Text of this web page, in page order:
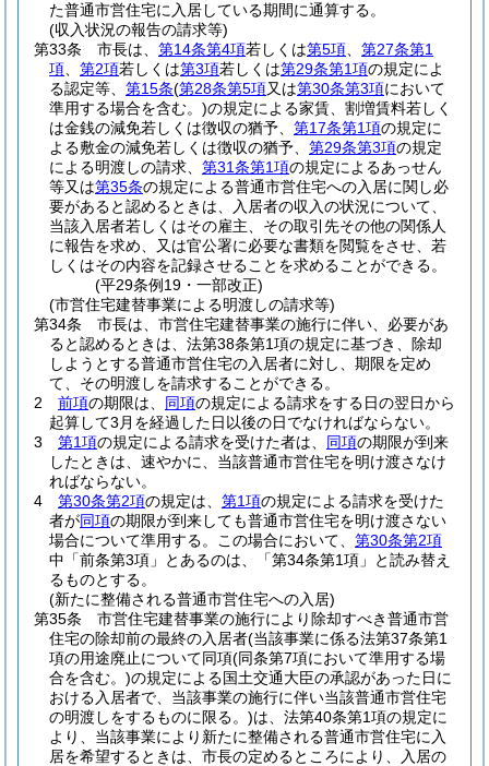
た普通市営住宅に入居している期間に通算する。
(収入状況の報告の請求等)
第33条
市長は、 第14条第4項若しくは第5項
第27条第1
項
第2項若しくは第3項若しくは第29条第1項の規定によ
る認定等、 第15条(第28条第5項又は第30条第3項において
準用する場合を含む。)の規定による家賃、割増賃料若しく
は金銭の減免若しくは徴収の猶予、 第17条第1項の規定に
よる敷金の減免若しくは徴収の猶予、 第29条第3項の規定
による明渡しの請求、 第31条第1項の規定によるあっせん
等又は第35条の規定による普通市営住宅への入居に関し必
要があると認めるときは、入居者の収入の状況について、
当該入居者若しくはその雇主、その取引先その他の関係人
に報告を求め、又は官公署に必要な書類を閲覧をさせ、若
しくはその内容を記録させることを求めることができる。
(平29条例19・一部改正)
(市営住宅建替事業による明渡しの請求等)
第34条
市長は、市営住宅建替事業の施行に伴い、必要があ
ると認めるときは、法第38条第1項の規定に基づき、除却
しようとする普通市営住宅の入居者に対し、期限を定め
て、その明渡しを請求することができる。
2
前項の期限は、 同項の規定による請求をする日の翌日から
起算して3月を経過した日以後の日でなければならない。
3
第1項の規定による請求を受けた者は、 同項の期限が到来
したときは、速やかに、当該普通市営住宅を明け渡さなけ
ればならない。
4
第30条第2項の規定は、 第1項の規定による請求を受けた
者が同項の期限が到来しても普通市営住宅を明け渡さない
場合について準用する。
この場合において、 第30条第2項
中「前条第3項」とあるのは、「第34条第1項」と読み替え
るものとする。
(新たに整備される普通市営住宅への入居)
第35条
市営住宅建替事業の施行により除却すべき普通市営
住宅の除却前の最終の入居者(当該事業に係る法第37条第1
項の用途廃止について同項(同条第7項において準用する場
合を含む。)の規定による国土交通大臣の承認があった日に
おける入居者で、当該事業の施行に伴い当該普通市営住宅
の明渡しをするものに限る。)は、法第40条第1項の規定に
より、当該事業により新たに整備される普通市営住宅に入
居を希望するときは、市長の定めるところにより、入居の